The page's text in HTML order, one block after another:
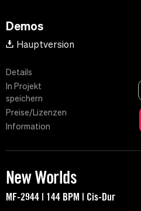
Demos
Hauptversion
Details
In Projekt
speichern
Preise/Lizenzen
Information
New Worlds
MF-2944 | 144 BPM | Cis-Dur